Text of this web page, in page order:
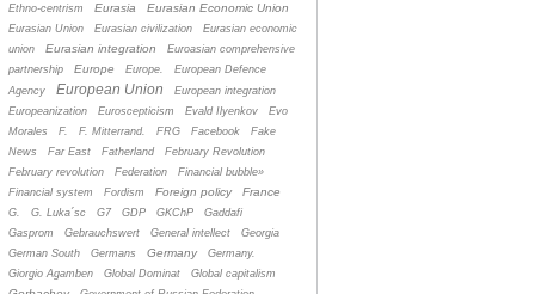
Ethno-centrism
Eurasia Eurasian Economic Union
Eurasian Union Eurasian civilization
Eurasian economic
union
Eurasian integration
Euroasian comprehensive
partnership
Europe Europe.
European Defence
Agency
European Union
European integration
Europeanization
Euroscepticism Evald Ilyenkov
Evo
Morales
F. F. Mitterrand. FRG Facebook
Fake
News
Far East Fatherland
February Revolution
February revolution
Federation
Financial bubble»
Financial system
Fordism Foreign policy France
G. G. Luka´sc G7 GDP GKChP
Gaddafi
Gasprom
Gebrauchswert General intellect
Georgia
German South
Germans Germany
Germany.
Giorgio Agamben
Global Dominat Global capitalism